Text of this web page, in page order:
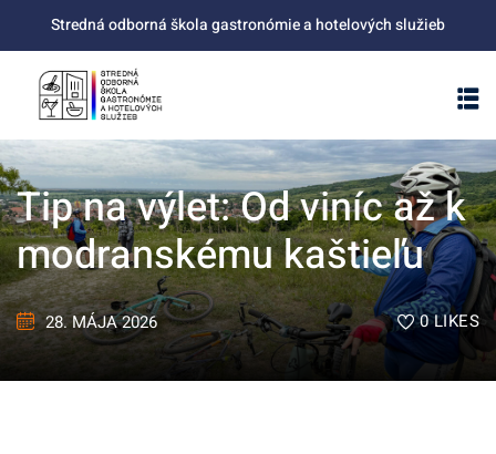
content
Stredná odborná škola gastronómie a hotelových služieb
Tip na výlet: Od viníc až k
modranskému kaštieľu
28. MÁJA 2026 0LIKES